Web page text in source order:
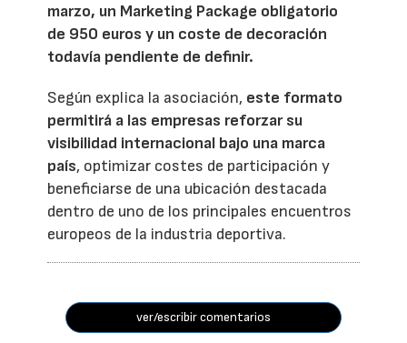
marzo, un Marketing Package obligatorio
de 950 euros y un coste de decoración
todavía pendiente de definir.
Según explica la asociación, este formato
permitirá a las empresas reforzar su
visibilidad internacional bajo una marca
país, optimizar costes de participación y
beneficiarse de una ubicación destacada
dentro de uno de los principales encuentros
europeos de la industria deportiva.
ver/escribir comentarios